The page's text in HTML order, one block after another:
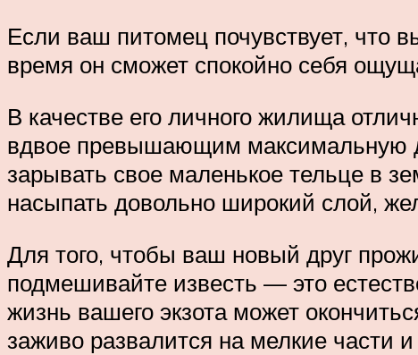
Если ваш питомец почувствует, что
время он сможет спокойно себя
В качестве его личного жилища
вдвое превышающим максимальную
зарывать свое маленькое тельце в
насыпать довольно широкий слой,
Для того, чтобы ваш новый друг
подмешивайте известь — это
жизнь вашего экзота может
заживо развалится на мелкие части